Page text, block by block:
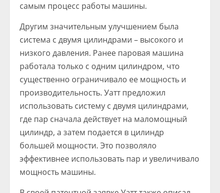
самым процесс работы машины.
Другим значительным улучшением была
система с двумя цилиндрами – высокого и
низкого давления. Ранее паровая машина
работала только с одним цилиндром, что
существенно ограничивало ее мощность и
производительность. Уатт предложил
использовать систему с двумя цилиндрами,
где пар сначала действует на маломощный
цилиндр, а затем подается в цилиндр
большей мощности. Это позволяло
эффективнее использовать пар и увеличивало
мощность машины.